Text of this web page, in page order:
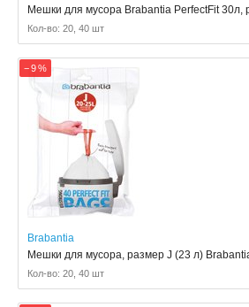
Мешки для мусора Brabantia PerfectFit 30л,
Кол-во: 20, 40 шт
− 9 %
Brabantia
Мешки для мусора, размер J (23 л)
Кол-во: 20, 40 шт